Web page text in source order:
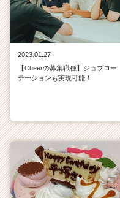
2023.01.27
【Cheerの募集職種】ジョブロー
テーションも実現可能！